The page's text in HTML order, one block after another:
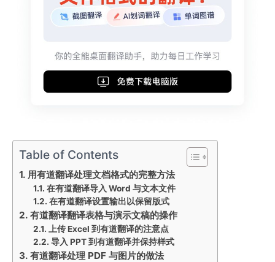
Table of Contents
用有道翻译处理文档格式的完整方法
在有道翻译导入 Word 与文本文件
在有道翻译设置输出以保留版式
有道翻译翻译表格与演示文稿的操作
上传 Excel 到有道翻译的注意点
导入 PPT 到有道翻译并保持样式
有道翻译处理 PDF 与图片的做法